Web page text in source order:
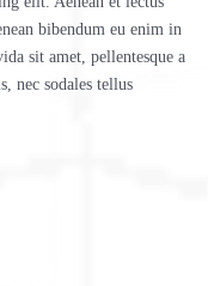
bibendum eu enim in
sit amet, pellentesque a
nec sodales tellus